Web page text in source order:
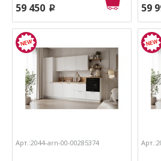
59 450 p 59
Арт.:2044-arn-00-00285374